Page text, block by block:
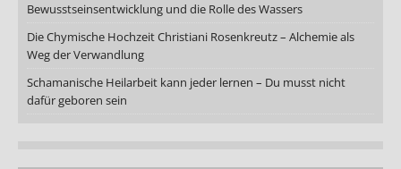
Bewusstseinsentwicklung und die Rolle des Wassers
Die Chymische Hochzeit Christiani Rosenkreutz – Alchemie als
Weg der Verwandlung
Schamanische Heilarbeit kann jeder lernen – Du musst nicht
dafür geboren sein